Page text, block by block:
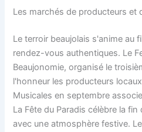
Les marchés de producteurs et
Le terroir beaujolais s'anime au
rendez-vous authentiques. Le
Beaujonomie, organisé le
l'honneur les producteurs
Musicales en septembre
La Fête du Paradis célèbre la
avec une atmosphère festive.